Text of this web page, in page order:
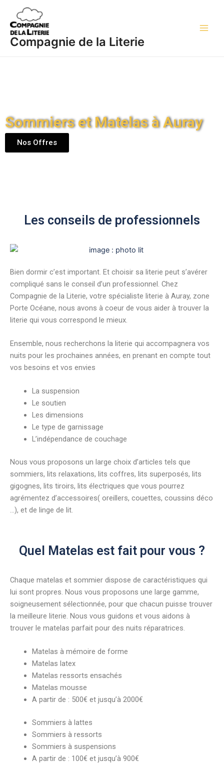
contenu
Compagnie de la Literie
Sommiers et Matelas à Auray
Nos Offres
Les conseils de professionnels
Bien dormir c’est important. Et choisir sa literie peut s’avérer
compliqué sans le conseil d’un professionnel. Chez
Compagnie de la Literie, votre spécialiste literie à Auray, zone
Porte Océane, nous avons à coeur de vous aider à trouver la
literie qui vous correspond le mieux.
Ensemble, nous recherchons la literie qui accompagnera vos
nuits pour les prochaines années, en prenant en compte tout
vos besoins et vos envies
La suspension
Le soutien
Les dimensions
Le type de garnissage
L’indépendance de couchage
Nous vous proposons un large choix d’articles tels que
sommiers, lits relaxations, lits coffres, lits superposés, lits
gigognes, lits tiroirs, lits électriques que vous pourrez
agrémentez d’accessoires( oreillers, couettes, coussins déco
…), et de linge de lit.
Quel Matelas est fait pour vous ?
Chaque matelas et sommier dispose de caractéristiques qui
lui sont propres. Nous vous proposons une large gamme,
soigneusement sélectionnée, pour que chacun puisse trouver
la meilleure literie. Nous vous guidons et vous aidons à
trouver le matelas parfait pour des nuits réparatrices.
Matelas à mémoire de forme
Matelas latex
Matelas ressorts ensachés
Matelas mousse
A partir de : 500€ et jusqu’à 2000€
Sommiers à lattes
Sommiers à ressorts
Sommiers à suspensions
A partir de : 100€ et jusqu’à 900€